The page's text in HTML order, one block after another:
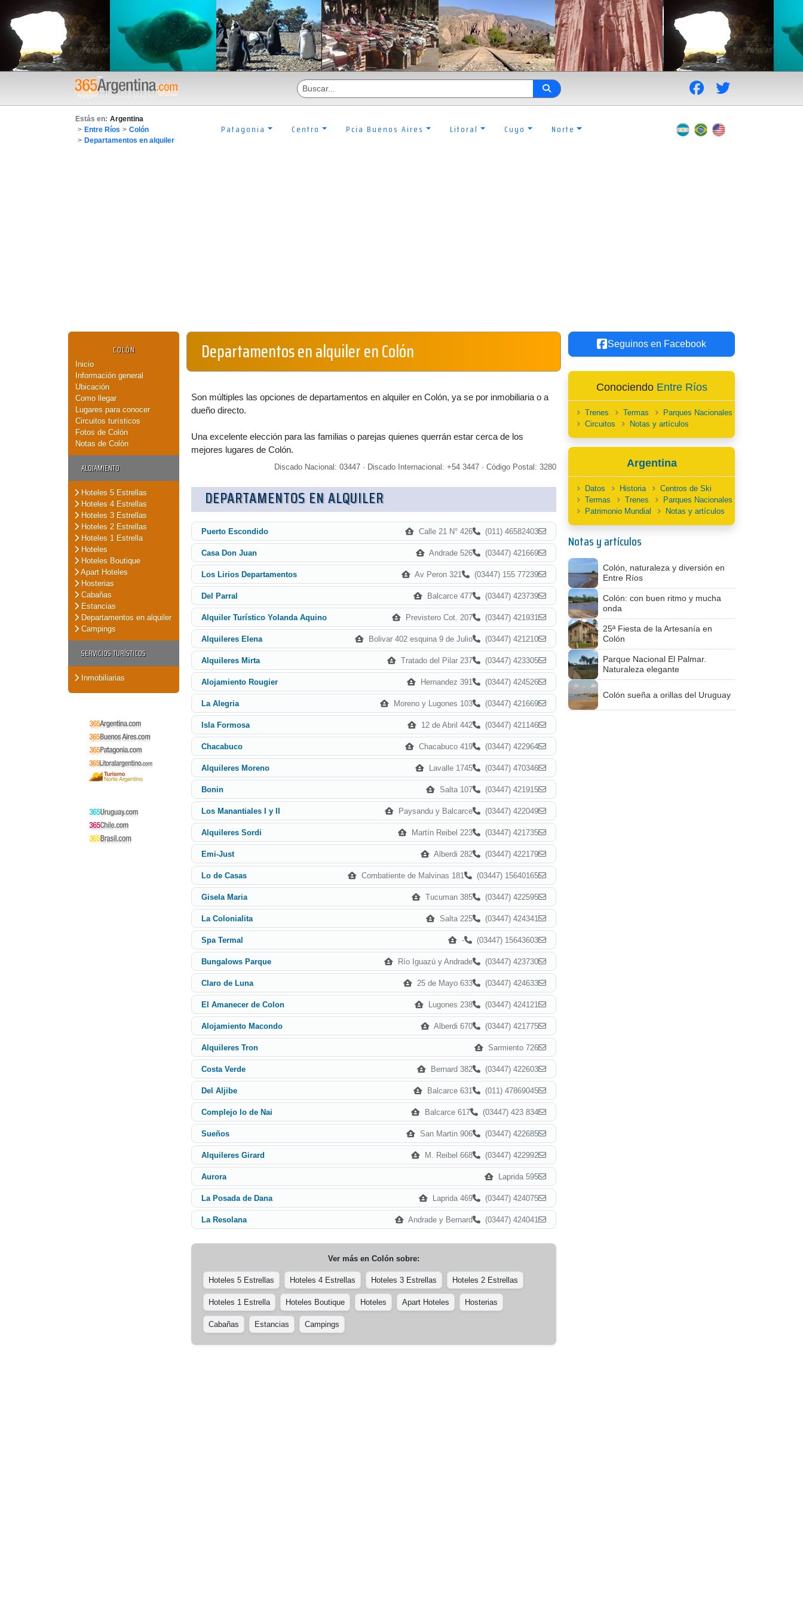
Estás en: Argentina
> Entre Ríos > Colón
> Departamentos en alquiler
Patagonia Centro Pcia Buenos Aires Litoral Cuyo Norte
COLÓN
Inicio
Información general
Ubicación
Como llegar
Lugares para conocer
Circuitos turísticos
Fotos de Colón
Notas de Colón
ALOJAMIENTO
Hoteles 5 Estrellas
Hoteles 4 Estrellas
Hoteles 3 Estrellas
Hoteles 2 Estrellas
Hoteles 1 Estrella
Hoteles
Hoteles Boutique
Apart Hoteles
Hosterias
Cabañas
Estancias
Departamentos en alquiler
Campings
SERVICIOS TURÍSTICOS
Inmobiliarias
Departamentos en alquiler en Colón
Son múltiples las opciones de departamentos en alquiler en Colón, ya se por inmobiliaria o a
dueño directo.
Una excelente elección para las familias o parejas quienes querrán estar cerca de los
mejores lugares de Colón.
Discado Nacional: 03447 · Discado Internacional: +54 3447 · Código Postal: 3280
DEPARTAMENTOS EN ALQUILER
Puerto Escondido Calle 21 N° 426 (011) 46582403
Casa Don Juan Andrade 526 (03447) 421669
Los Lirios Departamentos Av Peron 321 (03447) 155 77239
Del Parral Balcarce 477 (03447) 423739
Alquiler Turístico Yolanda Aquino Previstero Cot. 207 (03447) 421931
Alquileres Elena Bolivar 402 esquina 9 de Julio (03447) 421210
Alquileres Mirta Tratado del Pilar 237 (03447) 423305
Alojamiento Rougier Hernandez 391 (03447) 424526
La Alegria Moreno y Lugones 103 (03447) 421669
Isla Formosa 12 de Abril 442 (03447) 421146
Chacabuco Chacabuco 419 (03447) 422964
Alquileres Moreno Lavalle 1745 (03447) 470346
Bonin Salta 107 (03447) 421915
Los Manantiales I y II Paysandu y Balcarce (03447) 422049
Alquileres Sordi Martín Reibel 223 (03447) 421735
Emi-Just Alberdi 282 (03447) 422179
Lo de Casas Combatiente de Malvinas 181 (03447) 15640165
Gisela Maria Tucuman 385 (03447) 422595
La Colonialita Salta 225 (03447) 424341
Spa Termal - (03447) 15643603
Bungalows Parque Río Iguazú y Andrade (03447) 423730
Claro de Luna 25 de Mayo 633 (03447) 424633
El Amanecer de Colon Lugones 238 (03447) 424121
Alojamiento Macondo Alberdi 670 (03447) 421775
Alquileres Tron Sarmiento 726
Costa Verde Bernard 382 (03447) 422603
Del Aljibe Balcarce 631 (011) 47869045
Complejo lo de Nai Balcarce 617 (03447) 423 834
Sueños San Martin 906 (03447) 422685
Alquileres Girard M. Reibel 668 (03447) 422992
Aurora Laprida 595
La Posada de Dana Laprida 469 (03447) 424075
La Resolana Andrade y Bernard (03447) 424041
Ver más en Colón sobre:
Hoteles 5 Estrellas Hoteles 4 Estrellas Hoteles 3 Estrellas Hoteles 2 Estrellas
Hoteles 1 Estrella Hoteles Boutique Hoteles Apart Hoteles Hosterias
Cabañas Estancias Campings
Seguinos en Facebook
Conociendo Entre Ríos
Trenes Termas
Parques Nacionales
Circuitos
Notas y artículos
Argentina
Datos Historia
Centros de Ski
Termas
Trenes
Parques Nacionales
Patrimonio Mundial
Notas y artículos
Notas y artículos
Colón, naturaleza y diversión en
Entre Ríos
Colón: con buen ritmo y mucha
onda
25ª Fiesta de la Artesanía en
Colón
Parque Nacional El Palmar.
Naturaleza elegante
Colón sueña a orillas del Uruguay